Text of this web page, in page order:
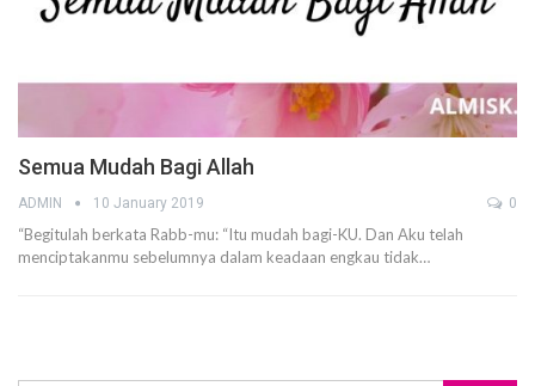
Semua Mudah Bagi Allah
ADMIN 10 January 2019 0
“Begitulah berkata Rabb-mu: “Itu mudah bagi-KU. Dan Aku telah
menciptakanmu sebelumnya dalam keadaan engkau tidak…